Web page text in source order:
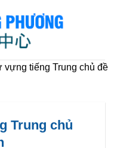
vựng tiếng Trung chủ đề
Trung chủ